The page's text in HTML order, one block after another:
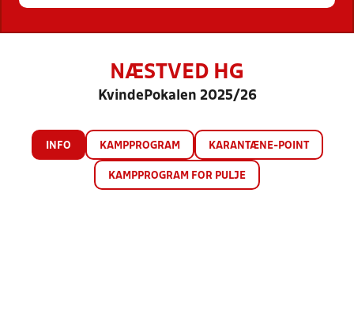
NÆSTVED HG
KvindePokalen 2025/26
INFO KAMPPROGRAM KARANTÆNE-POINT
KAMPPROGRAM FOR PULJE